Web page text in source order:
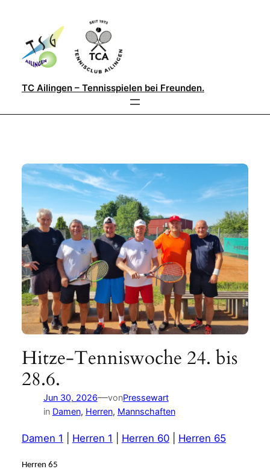
wechseln
TC Ailingen – Tennisspielen bei Freunden.
Hitze-Tenniswoche 24. bis
28.6.
Jun 30, 2026—vonPressewart
in Damen, Herren, Mannschaften
Damen 1 Herren 1 Herren 60| Herren 65
Herren 65